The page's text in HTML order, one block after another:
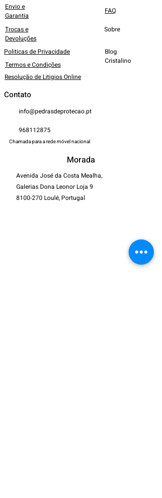
Envio e
Garantia
FAQ
Trocas e
Devoluções
Sobre
Politicas de Privacidade
Termos e Condições
Blog
Cristalino
Resolução de Litigios Online
Contato
info@pedrasdeprotecao.pt
968112875
Chamada para a rede móvel nacional
Morada
Avenida José da Costa Mealha,
Galerias Dona Leonor Loja 9
8100-270 Loulé, Portugal